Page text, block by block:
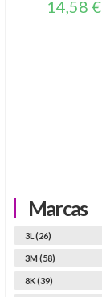
14,58 €
Marcas
3L (26)
3M (58)
8K (39)